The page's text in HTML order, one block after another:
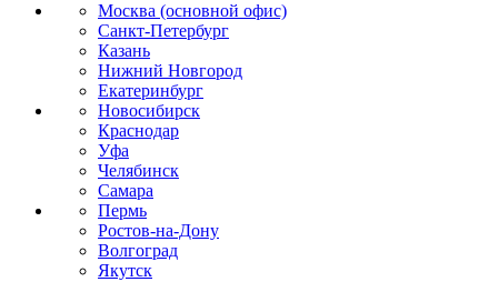
Москва (основной офис)
Санкт-Петербург
Казань
Нижний Новгород
Екатеринбург
Новосибирск
Краснодар
Уфа
Челябинск
Самара
Пермь
Ростов-на-Дону
Волгоград
Якутск